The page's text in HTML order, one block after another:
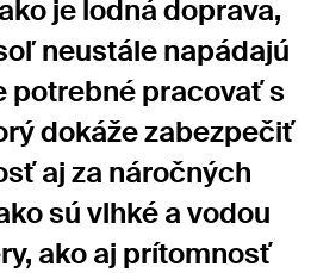
je lodná doprava,
neustále napádajú
potrebné pracovať s
dokáže zabezpečiť
aj za náročných
sú vlhké a vodou
ako aj prítomnosť